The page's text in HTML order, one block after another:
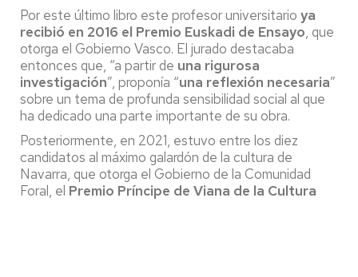
Por este último libro este profesor universitario ya
recibió en 2016 el Premio Euskadi de Ensayo, que
otorga el Gobierno Vasco. El jurado destacaba
entonces que, “a partir de una rigurosa
investigación”, proponía “una reflexión necesaria”
sobre un tema de profunda sensibilidad social al que
ha dedicado una parte importante de su obra.
Posteriormente, en 2021, estuvo entre los diez
candidatos al máximo galardón de la cultura de
Navarra, que otorga el Gobierno de la Comunidad
Foral, el Premio Príncipe de Viana de la Cultura